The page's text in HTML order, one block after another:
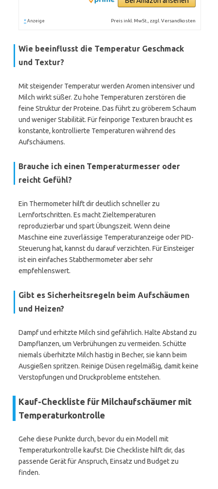
* Anzeige Preis inkl. MwSt., zzgl. Versandkosten
Wie beeinflusst die Temperatur Geschmack
und Textur?
Mit steigender Temperatur werden Aromen intensiver und
Milch wirkt süßer. Zu hohe Temperaturen zerstören die
feine Struktur der Proteine. Das führt zu gröberem Schaum
und weniger Stabilität. Für feinporige Texturen braucht es
konstante, kontrollierte Temperaturen während des
Aufschäumens.
Brauche ich einen Temperaturmesser oder
reicht Gefühl?
Ein Thermometer hilft dir deutlich schneller zu
Lernfortschritten. Es macht Zieltemperaturen
reproduzierbar und spart Übungszeit. Wenn deine
Maschine eine zuverlässige Temperaturanzeige oder PID-
Steuerung hat, kannst du darauf verzichten. Für Einsteiger
ist ein einfaches Stabthermometer aber sehr
empfehlenswert.
Gibt es Sicherheitsregeln beim Aufschäumen
und Heizen?
Dampf und erhitzte Milch sind gefährlich. Halte Abstand zu
Dampflanzen, um Verbrühungen zu vermeiden. Schütte
niemals überhitzte Milch hastig in Becher, sie kann beim
Ausgießen spritzen. Reinige Düsen regelmäßig, damit keine
Verstopfungen und Druckprobleme entstehen.
Kauf-Checkliste für Milchaufschäumer mit
Temperaturkontrolle
Gehe diese Punkte durch, bevor du ein Modell mit
Temperaturkontrolle kaufst. Die Checkliste hilft dir, das
passende Gerät für Anspruch, Einsatz und Budget zu
finden.